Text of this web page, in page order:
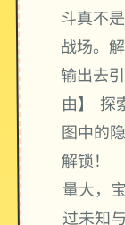
斗真不
战场。
输出去
由】 探
图中的
解锁！
量大，
过未知